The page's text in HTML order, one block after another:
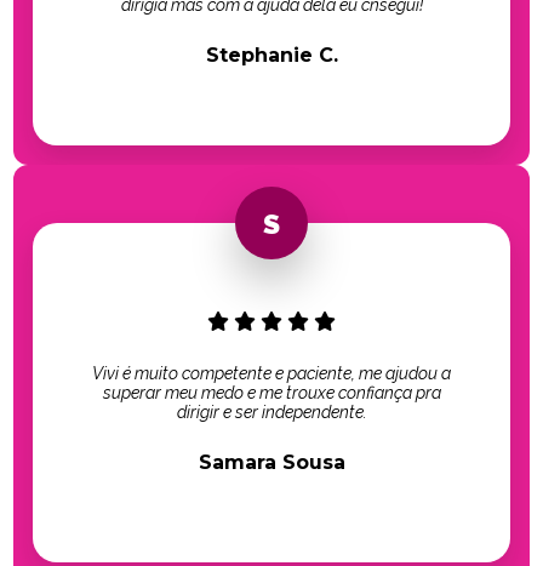
dirigia mas com a ajuda dela eu cnsegui!
Stephanie C.
Vivi é muito competente e paciente, me ajudou a
superar meu medo e me trouxe confiança pra
dirigir e ser independente.
Samara Sousa